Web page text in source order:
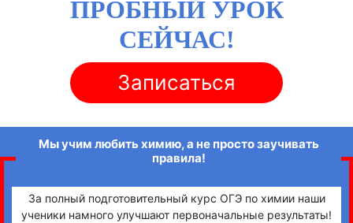
ПРОБНЫЙ УРОК
СЕЙЧАС!
Записаться
Мы учим любить химию, а не просто заучивать
правила!
За полный подготовительный курс ОГЭ по химии наши
ученики намного улучшают первоначальные результаты!